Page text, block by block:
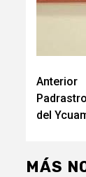
de
Anterior
del
MÁS